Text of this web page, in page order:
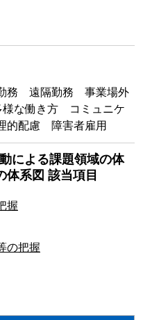
務 遠隔勤務 事業場外
な働き方 コミュニケ
的配慮 障害者雇用
による課題領域の体
体系図 該当項目
握
の把握